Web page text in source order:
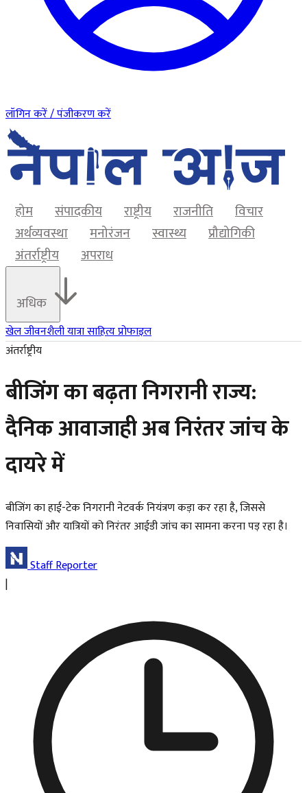
लॉगिन करें / पंजीकरण करें
होम संपादकीय राष्ट्रीय राजनीति
विचार
अर्थव्यवस्था
मनोरंजन स्वास्थ्य
प्रौद्योगिकी
अंतर्राष्ट्रीय
अपराध
अधिक
खेलजीवनशैलीयात्रासाहित्यप्रोफाइल
अंतर्राष्ट्रीय
बीजिंग का बढ़ता निगरानी राज्य:
दैनिक आवाजाही अब निरंतर जांच के
दायरे में
बीजिंग का हाई-टेक निगरानी नेटवर्क नियंत्रण कड़ा कर रहा है, जिससे
निवासियों और यात्रियों को निरंतर आईडी जांच का सामना करना पड़ रहा है।
Staff Reporter
|